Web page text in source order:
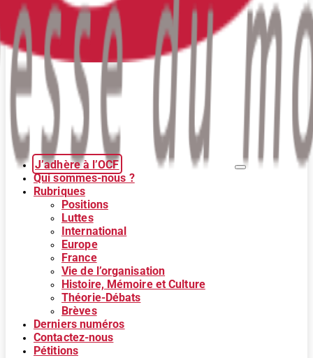
J’adhère à l’OCF
Qui sommes-nous ?
Rubriques
Positions
Luttes
International
Europe
France
Vie de l’organisation
Histoire, Mémoire et Culture
Théorie-Débats
Brèves
Derniers numéros
Contactez-nous
Pétitions